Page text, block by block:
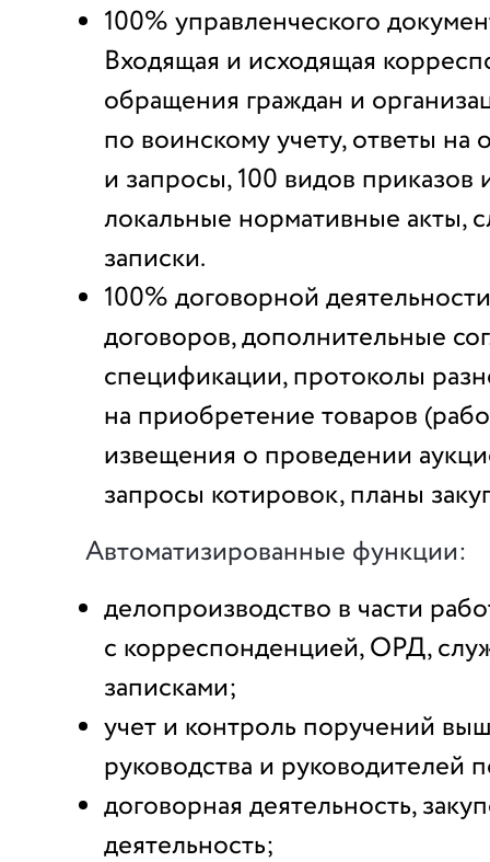
100% управленческого
Входящая и исходящая
обращения граждан и
по воинскому учету, ответы на
и запросы, 100 видов
локальные нормативные акты,
записки.
100% договорной
договоров, дополнительные
спецификации, протоколы
на приобретение товаров
извещения о проведении
запросы котировок, планы
Автоматизированные функции:
делопроизводство в части
с корреспонденцией, ОРД,
записками;
учет и контроль поручений
руководства и руководителей
договорная деятельность,
деятельность;